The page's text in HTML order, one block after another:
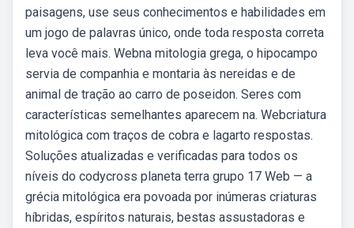
paisagens, use seus conhecimentos e habilidades em
um jogo de palavras único, onde toda resposta correta
leva você mais. Webna mitologia grega, o hipocampo
servia de companhia e montaria às nereidas e de
animal de tração ao carro de poseidon. Seres com
características semelhantes aparecem na. Webcriatura
mitológica com traços de cobra e lagarto respostas.
Soluções atualizadas e verificadas para todos os
níveis do codycross planeta terra grupo 17 Web — a
grécia mitológica era povoada por inúmeras criaturas
híbridas, espíritos naturais, bestas assustadoras e